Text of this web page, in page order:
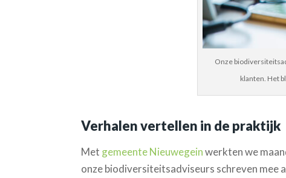
Onze
klanten. Het
Verhalen vertellen in de praktijk
Met gemeente Nieuwegeinwerkten we
onze biodiversiteitsadviseurs schreven mee